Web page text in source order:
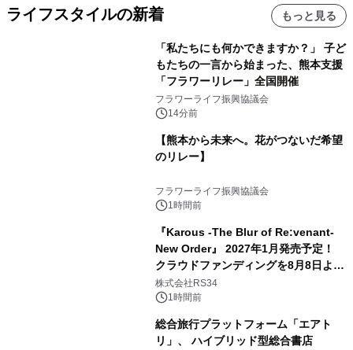
ライフスタイルの新着 もっと見る
「私たちにも何かできますか？」 子ど
もたちの一言から始まった、熊本支援
「フラワーリレー」全国開催
フラワーライフ振興協議会
14分前
【熊本から未来へ。花がつないだ希望
のリレー】
フラワーライフ振興協議会
1時間前
『Karous -The Blur of Re:venant-
New Order』 2027年1月発売予定！
クラウドファンディングを8月8日より
開始
株式会社RS34
1時間前
総合旅行プラットフォーム「エアト
リ」、 ハイブリッド型総合書店